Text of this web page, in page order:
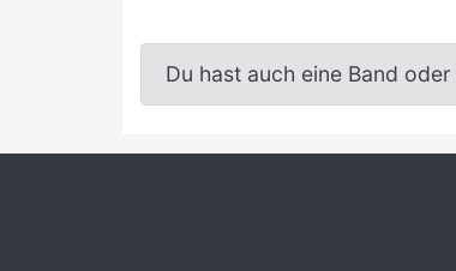
Du hast auch eine Band